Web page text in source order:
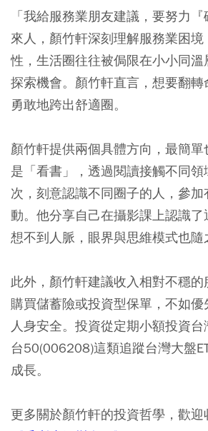
「我給服務業朋友建議，要努力
來人，顏竹軒深刻理解服務業困
性，生活圈往往被侷限在小小同
探索機會。顏竹軒直言，想要翻
勇敢地跨出舒適圈。
顏竹軒提供兩個具體方向，最簡
是「看書」，透過閱讀接觸不同
次，刻意認識不同圈子的人，參
動。他分享自己在攝影課上認識
想不到人脈，眼界與思維模式也隨
此外，顏竹軒建議收入相對不穩
購買儲蓄險或投資型保單，不如
人身安全。投資從定期小額投資
台50(006208)這類追蹤台灣大盤
成長。
更多關於顏竹軒的投資哲學，歡迎